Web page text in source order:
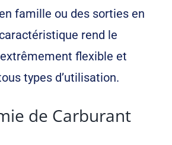
famille ou des sorties en
rend le
flexible et
types d’utilisation.
de Carburant